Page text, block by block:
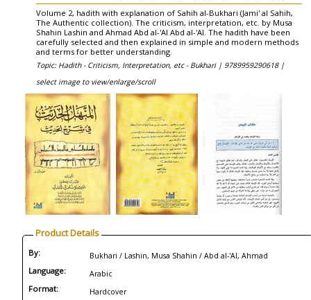
Volume 2, hadith with explanation of Sahih al-Bukhari (Jami' al Sahih,
The Authentic collection). The criticism, interpretation, etc. by Musa
Shahin Lashin and Ahmad Abd al-'Al Abd al-'Al. The hadith have been
carefully selected and then explained in simple and modern methods
and terms for better understanding.
Topic: Hadith - Criticism, Interpretation, etc - Bukhari | 9789959290618 |
select image to view/enlarge/scroll
Product Details
By: Bukhari / Lashin, Musa Shahin / Abd al-'Al, Ahmad
Language: Arabic
Format: Hardcover